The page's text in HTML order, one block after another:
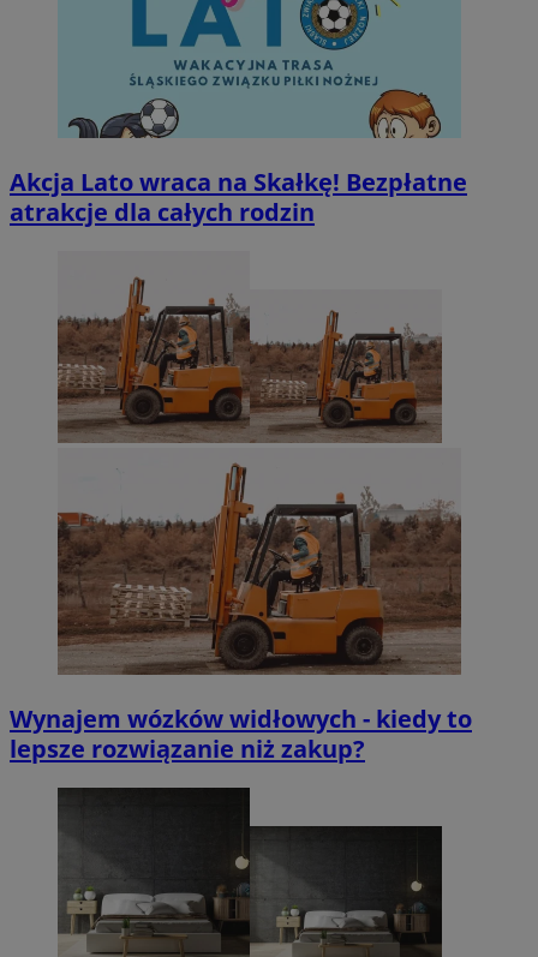
Akcja Lato wraca na Skałkę! Bezpłatne
atrakcje dla całych rodzin
Wynajem wózków widłowych - kiedy to
lepsze rozwiązanie niż zakup?